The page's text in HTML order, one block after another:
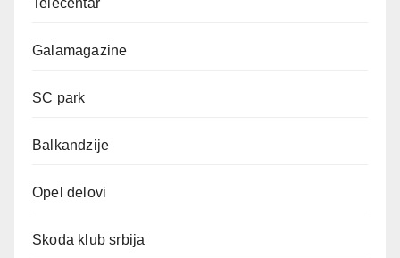
Telecentar
Galamagazine
SC park
Balkandzije
Opel delovi
Skoda klub srbija